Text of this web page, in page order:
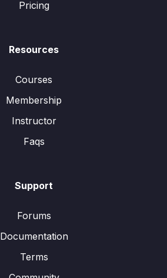
Pricing
Resources
Courses
Membership
Instructor
Faqs
Support
Forums
Documentation
Terms